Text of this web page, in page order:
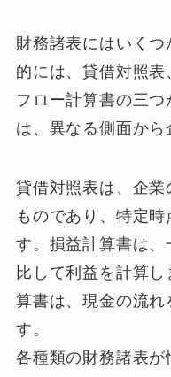
財務諸表にはいく
的には、貸借対照表
フロー計算書の三
は、異なる側面から
貸借対照表は、企
ものであり、特定
す。損益計算書は
比して利益を計算
算書は、現金の流
す。
各種類の財務諸表